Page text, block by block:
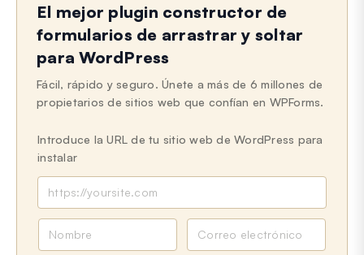
El mejor plugin constructor de
formularios de arrastrar y soltar
para WordPress
Fácil, rápido y seguro. Únete a más de 6 millones de
propietarios de sitios web que confían en WPForms.
Introduce la URL de tu sitio web de WordPress para
instalar